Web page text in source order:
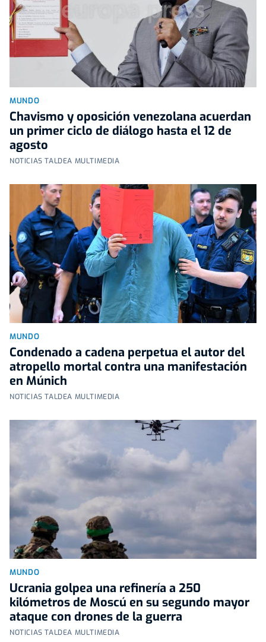
MUNDO
Chavismo y oposición venezolana acuerdan
un primer ciclo de diálogo hasta el 12 de
agosto
NOTICIAS TALDEA MULTIMEDIA
MUNDO
Condenado a cadena perpetua el autor del
atropello mortal contra una manifestación
en Múnich
NOTICIAS TALDEA MULTIMEDIA
MUNDO
Ucrania golpea una refinería a 250
kilómetros de Moscú en su segundo mayor
ataque con drones de la guerra
NOTICIAS TALDEA MULTIMEDIA